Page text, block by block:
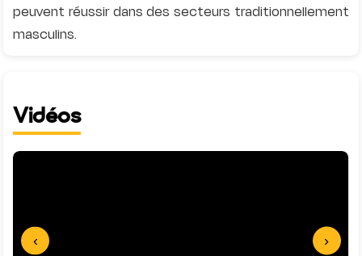
peuvent réussir dans des secteurs traditionnellement
Vidéos
‹ ›